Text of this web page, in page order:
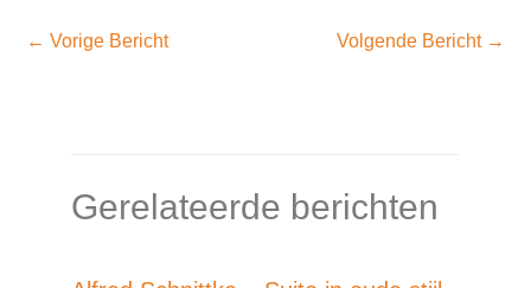
← Vorige Bericht Volgende Bericht →
Gerelateerde berichten